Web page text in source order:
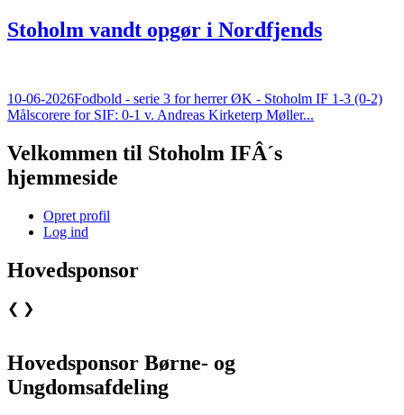
Stoholm vandt opgør i Nordfjends
10-06-2026Fodbold - serie 3 for herrer ØK - Stoholm IF 1-3 (0-2)
Målscorere for SIF: 0-1 v. Andreas Kirketerp Møller...
Velkommen til Stoholm IFÂ´s
hjemmeside
Opret profil
Log ind
Hovedsponsor
❮ ❯
Hovedsponsor Børne- og
Ungdomsafdeling